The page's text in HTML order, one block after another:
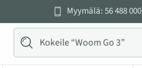
Myymälä: 56 488 000